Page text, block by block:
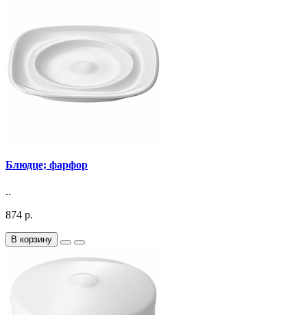
Блюдце; фарфор
..
874 р.
В корзину